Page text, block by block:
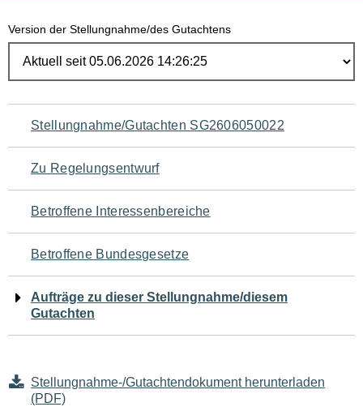
Version der Stellungnahme/des Gutachtens
Navigation
für
den
Seiteninhalt
Stellungnahme/Gutachten SG2606050022
Zu Regelungsentwurf
Betroffene Interessenbereiche
Betroffene Bundesgesetze
Aufträge zu dieser Stellungnahme/diesem
Gutachten
Stellungnahme-/Gutachtendokument herunterladen
(PDF)